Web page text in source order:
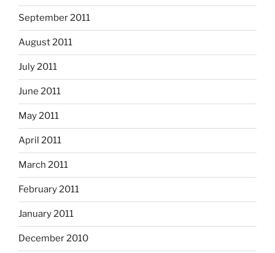
September 2011
August 2011
July 2011
June 2011
May 2011
April 2011
March 2011
February 2011
January 2011
December 2010